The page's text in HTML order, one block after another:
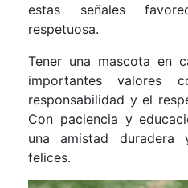
estas señales
respetuosa.
Tener una mascota en
importantes valores
responsabilidad y el
Con paciencia y
una amistad
felices.